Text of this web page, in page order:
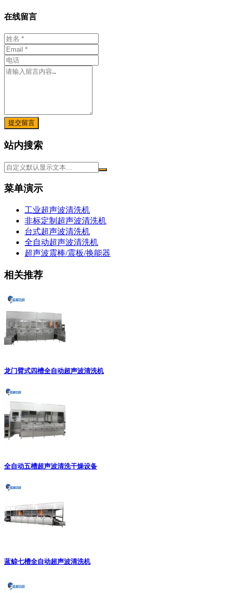
在线留言
提交留言
站内搜索
菜单演示
工业超声波清洗机
非标定制超声波清洗机
台式超声波清洗机
全自动超声波清洗机
超声波震棒/震板/换能器
相关推荐
龙门臂式四槽全自动超声波清洗机
全自动五槽超声波清洗干燥设备
蓝鲸七槽全自动超声波清洗机